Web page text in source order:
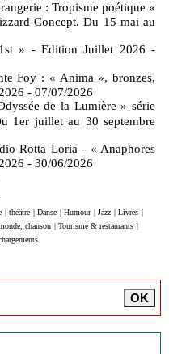
: Tropisme poétique «
Concept. Du 15 mai au
» - Edition Juillet 2026 -
Foy : « Anima », bronzes,
- 07/07/2026
de la Lumière » série
1er juillet au 30 septembre
Rotta Loria - « Anaphores
- 30/06/2026
| théâtre | Danse | Humour | Jazz | Livres |
chanson | Tourisme & restaurants |